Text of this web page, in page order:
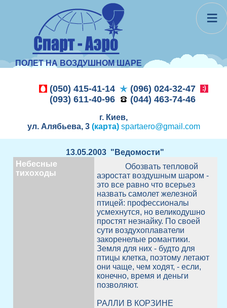
ПОЛЕТ НА ВОЗДУШНОМ ШАРЕ
(050) 415-41-14
(096) 024-32-47
(093) 611-40-96
(044) 463-74-46
г. Киев,
ул. Алябьева, 3 (карта) spartaero@gmail.com
13.05.2003 "Ведомости"
Небесные
тихоходы
Обозвать тепловой
аэростат воздушным шаром -
это все равно что всерьез
назвать самолет железной
птицей: профессионалы
усмехнутся, но великодушно
простят незнайку. По своей
сути воздухоплаватели
закоренелые романтики.
Земля для них - будто для
птицы клетка, поэтому летают
они чаще, чем ходят, - если,
конечно, время и деньги
позволяют.
РАЛЛИ В КОРЗИНЕ
≡